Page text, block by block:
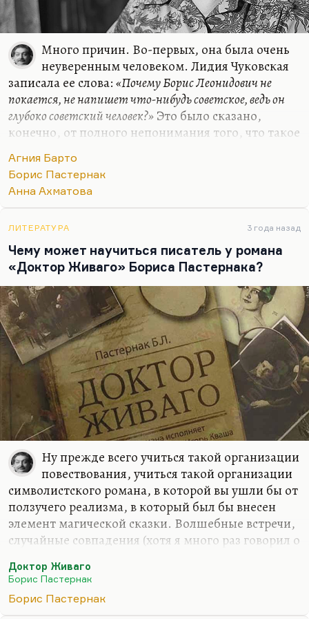
Много причин. Во-первых, она была очень
неуверенным человеком. Лидия Чуковская
записала ее слова:«Почему Борис Леонидович не
покается, не напишет что-нибудь советское, ведь он
глубоко советский человек?»Это было сказано,
конечно, от полного непонимания того, что такое
сочувствия, сострадания. Она хотела быть с
ними, быть, как они. Она обожала Ахматову, она
боготворила Пастернака. Но она совершенно не
В травле Пастернака она не участвовала, кстати.
Про Ахматову не знаю, хотя восторженные стихи
об Ахматовой у нее есть. Она была очень уязвима,
она чувствовала себе сама возможным объектом…
Агния Барто
Борис Пастернак
Анна Ахматова
ЛИТЕРАТУРА 3 года назад
Чему может научиться писатель у романа
«Доктор Живаго» Бориса Пастернака?
Ну прежде всего учиться такой организации
повествования, учиться такой организации
символистского романа, в которой вы ушли бы от
ползучего реализма, в который был бы внесен
элемент магической сказки. Волшебные встречи,
случайные совпадения (хотя я много раз говорил о
людьми, а с одним и тем же типажом)… Учиться
писать социальный роман так, чтобы в нем была
поразительная любовная линия и моменты
Доктор Живаго
Борис Пастернак
Борис Пастернак